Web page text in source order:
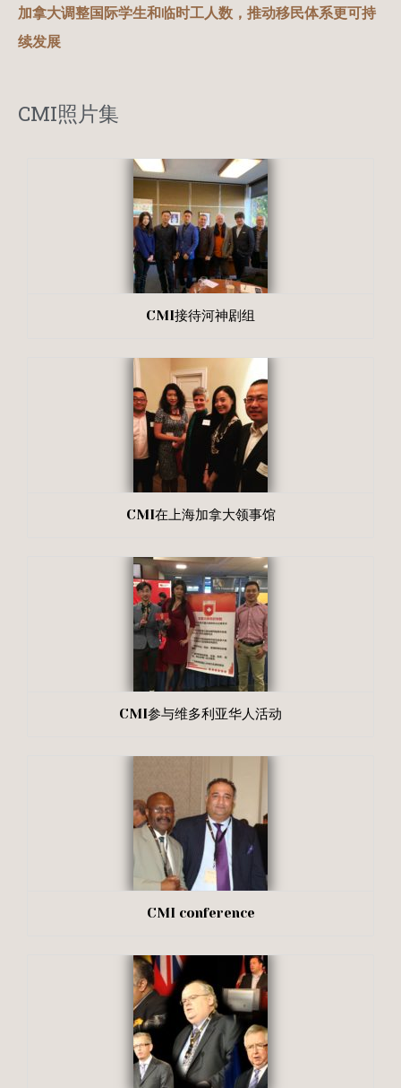
加拿大调整国际学生和临时工人数，推动移民体系更可持
续发展
CMI照片集
CMI接待河神剧组
CMI在上海加拿大领事馆
CMI参与维多利亚华人活动
CMI conference